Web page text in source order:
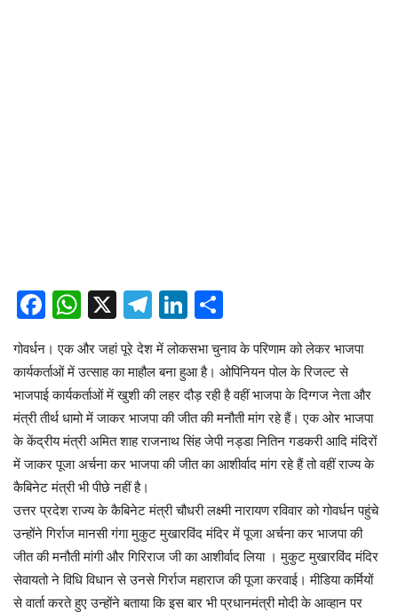
Facebook
WhatsApp
X Telegram
LinkedIn
गोवर्धन। एक और जहां पूरे देश में लोकसभा चुनाव के परिणाम को लेकर भाजपा
कार्यकर्ताओं में उत्साह का माहौल बना हुआ है। ओपिनियन पोल के रिजल्ट से
भाजपाई कार्यकर्ताओं में खुशी की लहर दौड़ रही है वहीं भाजपा के दिग्गज नेता और
मंत्री तीर्थ धामो में जाकर भाजपा की जीत की मनौती मांग रहे हैं। एक ओर भाजपा
के केंद्रीय मंत्री अमित शाह राजनाथ सिंह जेपी नड्डा नितिन गडकरी आदि मंदिरों
में जाकर पूजा अर्चना कर भाजपा की जीत का आशीर्वाद मांग रहे हैं तो वहीं राज्य के
कैबिनेट मंत्री भी पीछे नहीं है।
उत्तर प्रदेश राज्य के कैबिनेट मंत्री चौधरी लक्ष्मी नारायण रविवार को गोवर्धन पहुंचे
उन्होंने गिर्राज मानसी गंगा मुकुट मुखारविंद मंदिर में पूजा अर्चना कर भाजपा की
जीत की मनौती मांगी और गिरिराज जी का आशीर्वाद लिया । मुकुट मुखारविंद मंदिर
सेवायतो ने विधि विधान से उनसे गिर्राज महाराज की पूजा करवाई। मीडिया कर्मियों
से वार्ता करते हुए उन्होंने बताया कि इस बार भी प्रधानमंत्री मोदी के आव्हान पर